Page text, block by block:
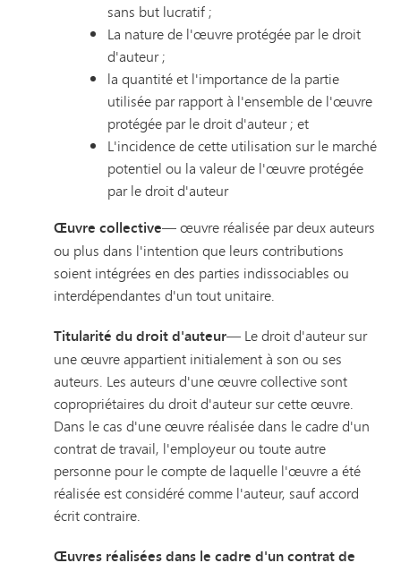
sans but lucratif ;
La nature de l'œuvre protégée par le droit
d'auteur ;
la quantité et l'importance de la partie
utilisée par rapport à l'ensemble de l'œuvre
protégée par le droit d'auteur ; et
L'incidence de cette utilisation sur le marché
potentiel ou la valeur de l'œuvre protégée
par le droit d'auteur
Œuvre collective— œuvre réalisée par deux auteurs
ou plus dans l'intention que leurs contributions
soient intégrées en des parties indissociables ou
interdépendantes d'un tout unitaire.
Titularité du droit d'auteur— Le droit d'auteur sur
une œuvre appartient initialement à son ou ses
auteurs. Les auteurs d'une œuvre collective sont
copropriétaires du droit d'auteur sur cette œuvre.
Dans le cas d'une œuvre réalisée dans le cadre d'un
contrat de travail, l'employeur ou toute autre
personne pour le compte de laquelle l'œuvre a été
réalisée est considéré comme l'auteur, sauf accord
écrit contraire.
Œuvres réalisées dans le cadre d'un contrat de